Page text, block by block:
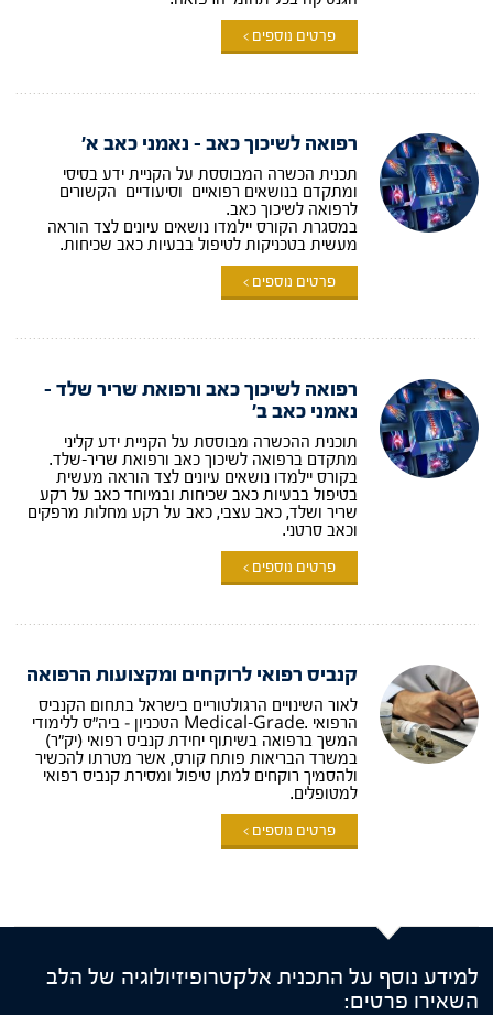
פרטים נוספים >
רפואה לשיכוך כאב – נאמני כאב א'
תכנית הכשרה המבוססת על הקניית ידע בסיסי
ומתקדם בנושאים רפואיים וסיעודיים הקשורים
לרפואה לשיכוך כאב.
במסגרת הקורס יילמדו נושאים עיונים לצד הוראה
מעשית בטכניקות לטיפול בבעיות כאב שכיחות.
פרטים נוספים >
רפואה לשיכוך כאב ורפואת שריר שלד –
נאמני כאב ב'
תוכנית ההכשרה מבוססת על הקניית ידע קליני
מתקדם ברפואה לשיכוך כאב ורפואת שריר-שלד.
בקורס יילמדו נושאים עיונים לצד הוראה מעשית
בטיפול בבעיות כאב שכיחות ובמיוחד כאב על רקע
שריר ושלד, כאב עצבי, כאב על רקע מחלות מרפקים
וכאב סרטני.
פרטים נוספים >
קנביס רפואי לרוקחים ומקצועות הרפואה
לאור השינויים הרגולטוריים בישראל בתחום הקנביס
הרפואי .Medical-Grade הטכניון – ביה"ס ללימודי
המשך ברפואה בשיתוף יחידת קנביס רפואי (יק"ר)
במשרד הבריאות פותח קורס, אשר מטרתו להכשיר
ולהסמיך רוקחים למתן טיפול ומסירת קנביס רפואי
למטופלים.
פרטים נוספים >
למידע נוסף על התכנית אלקטרופיזיולוגיה של הלב
השאירו פרטים: